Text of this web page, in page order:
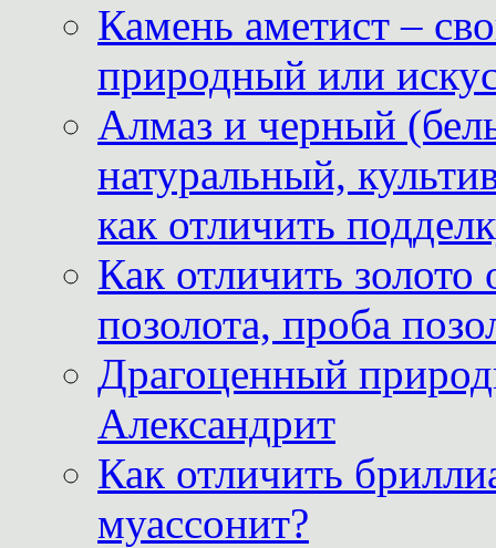
Камень аметист –
природный или
Алмаз и черный
натуральный,
как отличить
Как отличить
позолота, проба
Драгоценный
Александрит
Как отличить
муассонит?